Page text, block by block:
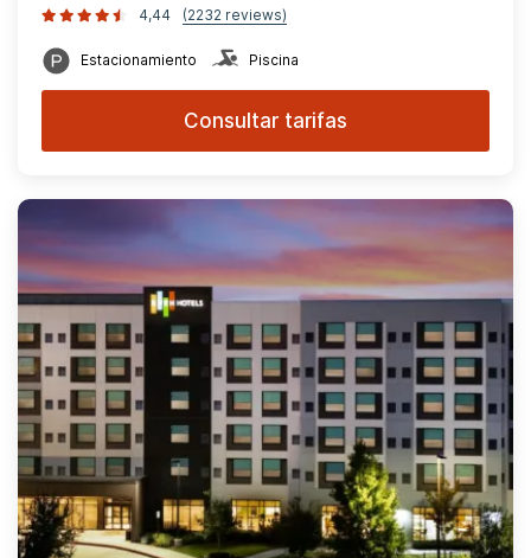
4,44
(2232 reviews)
Estacionamiento Piscina
Consultar tarifas